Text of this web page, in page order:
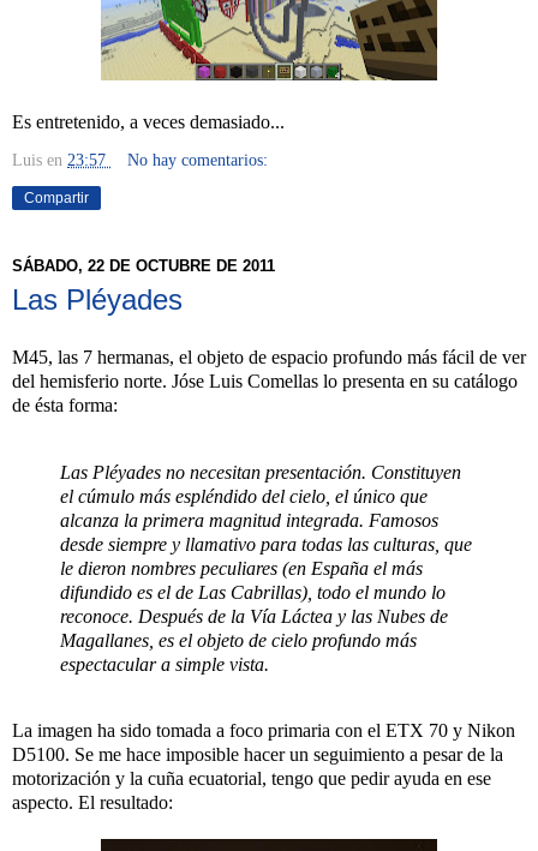
Es entretenido, a veces demasiado...
Luis en 23:57 No hay comentarios:
Compartir
SÁBADO, 22 DE OCTUBRE DE 2011
Las Pléyades
M45, las 7 hermanas, el objeto de espacio profundo más fácil de ver
del hemisferio norte. Jóse Luis Comellas lo presenta en su catálogo
de ésta forma:
Las Pléyades no necesitan presentación. Constituyen
el cúmulo más espléndido del cielo, el único que
alcanza la primera magnitud integrada. Famosos
desde siempre y llamativo para todas las culturas, que
le dieron nombres peculiares (en España el más
difundido es el de Las Cabrillas), todo el mundo lo
reconoce. Después de la Vía Láctea y las Nubes de
Magallanes, es el objeto de cielo profundo más
espectacular a simple vista.
La imagen ha sido tomada a foco primaria con el ETX 70 y Nikon
D5100. Se me hace imposible hacer un seguimiento a pesar de la
motorización y la cuña ecuatorial, tengo que pedir ayuda en ese
aspecto. El resultado: